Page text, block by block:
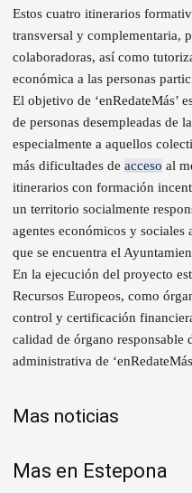
Estos cuatro itinerarios
transversal y complementaria,
colaboradoras, así como
económica a las personas
El objetivo de ‘enRedateMás’
de personas desempleadas de
especialmente a aquellos
más dificultades de acceso al
itinerarios con formación
un territorio socialmente
agentes económicos y sociales
que se encuentra el
En la ejecución del proyecto
Recursos Europeos, como
control y certificación
calidad de órgano responsable
administrativa de
Mas noticias
Mas en Estepona